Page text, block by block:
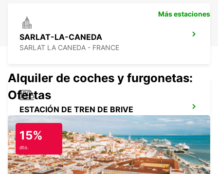
SARLAT-LA-CANEDA
SARLAT LA CANEDA - FRANCE
ESTACIÓN DE TREN DE BRIVE
BRIVE LA GAILLARDE - FRANCE
Más estaciones
Alquiler de coches y furgonetas:
Ofertas
15%
dto.